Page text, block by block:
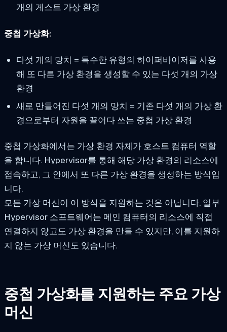
개의 게스트 가상 환경
중첩 가상화:
다섯 개의 망치 = 특수한 유형의 하이퍼바이저를 사용
해 또 다른 가상 환경을 생성할 수 있는 다섯 개의 가상
환경
새로 만들어진 다섯 개의 망치 = 기존 다섯 개의 가상 환
경으로부터 자원을 끌어다 쓰는 중첩 가상 환경
중첩 가상화에서는 가상 환경 자체가 호스트 컴퓨터 역할
을 합니다. Hypervisor를 통해 해당 가상 환경의 리소스에
접속하고, 그 안에서 또 다른 가상 환경을 생성하는 방식입
니다.
모든 가상 머신이 이 방식을 지원하는 것은 아닙니다. 일부
Hypervisor 소프트웨어는 메인 컴퓨터의 리소스에 직접
연결하지 않고도 가상 환경을 만들 수 있지만, 이를 지원하
지 않는 가상 머신도 있습니다.
중첩 가상화를 지원하는 주요 가상
머신